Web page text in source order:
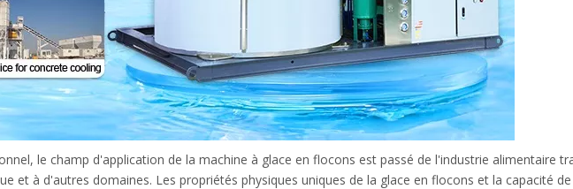
le champ d'application de la machine à glace en flocons est passé de l'industrie alimentaire
et à d'autres domaines. Les propriétés physiques uniques de la glace en flocons et la capacité